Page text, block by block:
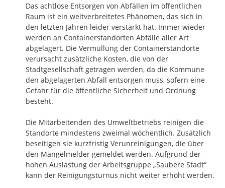
Das achtlose Entsorgen von Abfällen im öffentlichen
Raum ist ein weitverbreitetes Phänomen, das sich in
den letzten Jahren leider verstärkt hat. Immer wieder
werden an Containerstandorten Abfälle aller Art
abgelagert. Die Vermüllung der Containerstandorte
verursacht zusätzliche Kosten, die von der
Stadtgesellschaft getragen werden, da die Kommune
den abgelagerten Abfall entsorgen muss, sofern eine
Gefahr für die öffentliche Sicherheit und Ordnung
besteht.
Die Mitarbeitenden des Umweltbetriebs reinigen die
Standorte mindestens zweimal wöchentlich. Zusätzlich
beseitigen sie kurzfristig Verunreinigungen, die über
den Mängelmelder gemeldet werden. Aufgrund der
hohen Auslastung der Arbeitsgruppe „Saubere Stadt“
kann der Reinigungsturnus nicht weiter erhöht werden.